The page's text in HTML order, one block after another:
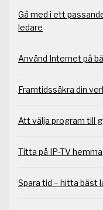
Gå med i ett
ledare
Använd Internet på
Framtidssäkra din
Att välja program till
Titta på IP-TV hemma
Spara tid – hitta bäst